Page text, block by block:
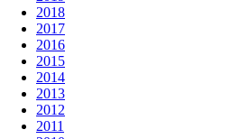
2018
2017
2016
2015
2014
2013
2012
2011